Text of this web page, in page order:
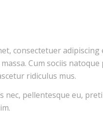
consectetuer adipiscing
Cum sociis
ridiculus mus.
nec, pellentesque eu,